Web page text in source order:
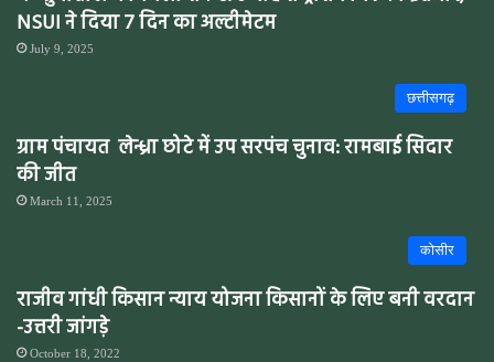
NSUI ने दिया 7 दिन का अल्टीमेटम
July 9, 2025
छत्तीसगढ़
ग्राम पंचायत लेन्ध्रा छोटे में उप सरपंच चुनाव: रामबाई सिदार
की जीत
March 11, 2025
कोसीर
राजीव गांधी किसान न्याय योजना किसानों के लिए बनी वरदान
-उत्तरी जांगड़े
October 18, 2022